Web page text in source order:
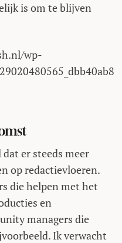
is om te blijven
wp-
er steeds meer
op redactievloeren.
die helpen met het
en
managers die
Ik verwacht